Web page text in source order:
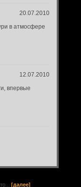
20.07.2010
в атмосфере
12.07.2010
впервые
[далее]